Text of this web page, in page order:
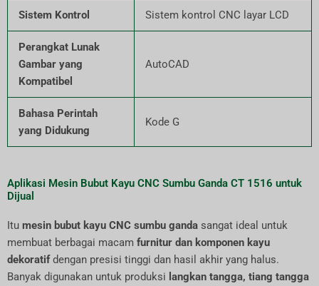
Sistem Kontrol Sistem kontrol CNC layar LCD
Perangkat Lunak
Gambar yang
Kompatibel
AutoCAD
Bahasa Perintah
yang Didukung
Kode G
Aplikasi Mesin Bubut Kayu CNC Sumbu Ganda CT 1516 untuk
Dijual
Itu mesin bubut kayu CNC sumbu ganda sangat ideal untuk
membuat berbagai macam furnitur dan komponen kayu
dekoratifdengan presisi tinggi dan hasil akhir yang halus.
Banyak digunakan untuk produksi langkan tangga, tiang tangga